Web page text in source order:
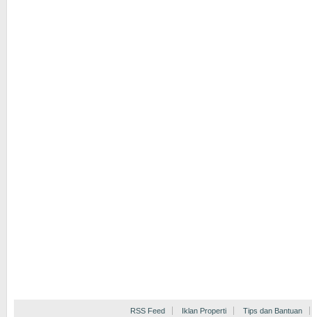
RSS Feed Iklan Properti Tips dan Bantuan